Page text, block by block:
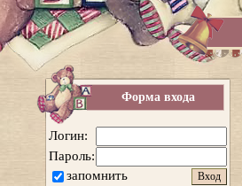
Форма входа
Логин:
Пароль:
запомнить